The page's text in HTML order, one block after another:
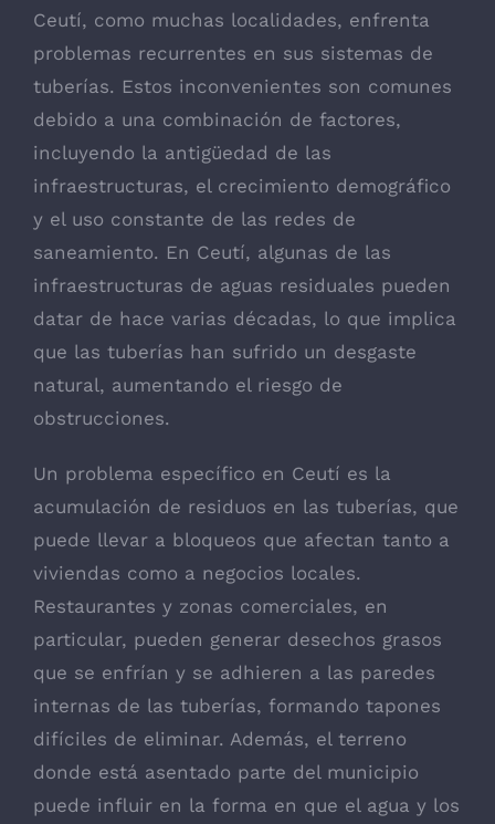
Ceutí, como muchas localidades, enfrenta
problemas recurrentes en sus sistemas de
tuberías. Estos inconvenientes son comunes
debido a una combinación de factores,
incluyendo la antigüedad de las
infraestructuras, el crecimiento demográfico
y el uso constante de las redes de
saneamiento. En Ceutí, algunas de las
infraestructuras de aguas residuales pueden
datar de hace varias décadas, lo que implica
que las tuberías han sufrido un desgaste
natural, aumentando el riesgo de
obstrucciones.
Un problema específico en Ceutí es la
acumulación de residuos en las tuberías, que
puede llevar a bloqueos que afectan tanto a
viviendas como a negocios locales.
Restaurantes y zonas comerciales, en
particular, pueden generar desechos grasos
que se enfrían y se adhieren a las paredes
internas de las tuberías, formando tapones
difíciles de eliminar. Además, el terreno
donde está asentado parte del municipio
puede influir en la forma en que el agua y los